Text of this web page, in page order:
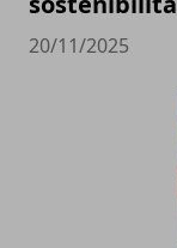
20/11/2025